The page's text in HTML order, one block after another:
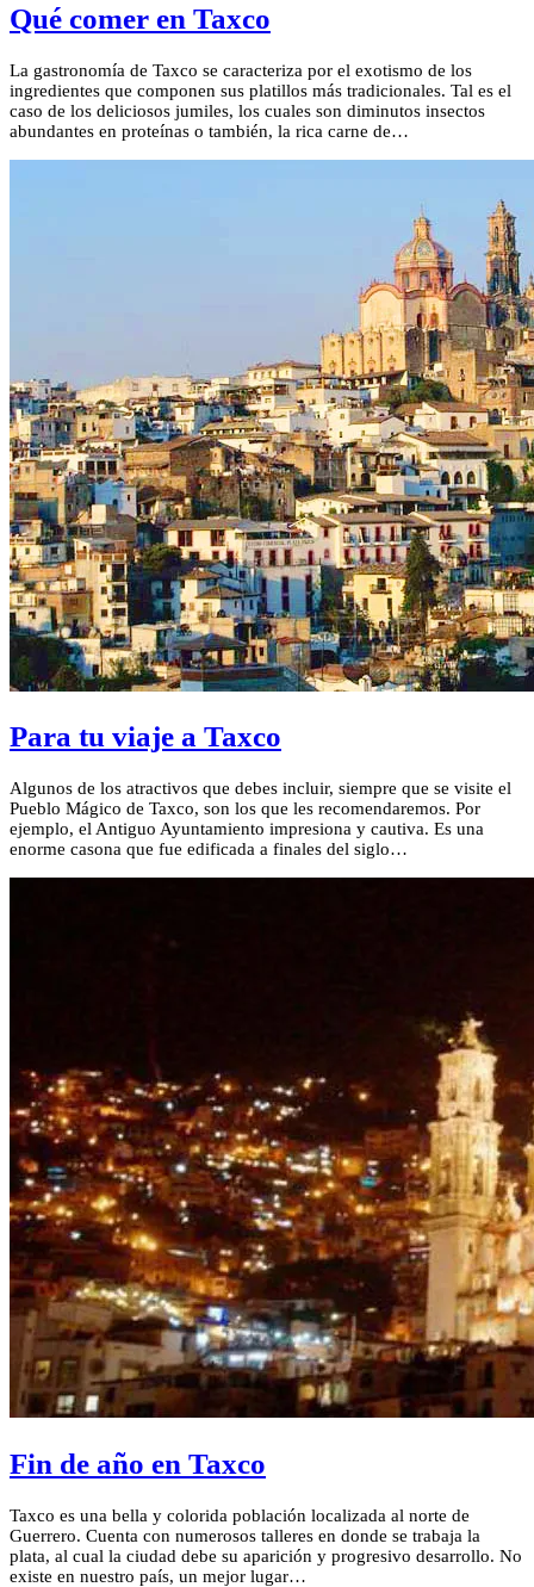
Qué comer en Taxco
La gastronomía de Taxco se caracteriza por el exotismo de los
ingredientes que componen sus platillos más tradicionales. Tal es el
caso de los deliciosos jumiles, los cuales son diminutos insectos
abundantes en proteínas o también, la rica carne de…
Para tu viaje a Taxco
Algunos de los atractivos que debes incluir, siempre que se visite el
Pueblo Mágico de Taxco, son los que les recomendaremos. Por
ejemplo, el Antiguo Ayuntamiento impresiona y cautiva. Es una
enorme casona que fue edificada a finales del siglo…
Fin de año en Taxco
Taxco es una bella y colorida población localizada al norte de
Guerrero. Cuenta con numerosos talleres en donde se trabaja la
plata, al cual la ciudad debe su aparición y progresivo desarrollo. No
existe en nuestro país, un mejor lugar…